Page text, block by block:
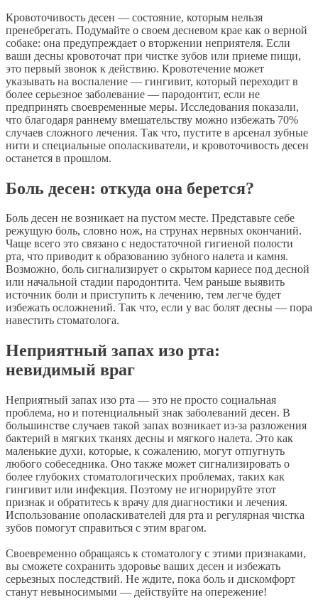
Кровоточивость десен — состояние, которым нельзя
пренебрегать. Подумайте о своем десневом крае как о верной
собаке: она предупреждает о вторжении неприятеля. Если
ваши десны кровоточат при чистке зубов или приеме пищи,
это первый звонок к действию. Кровотечение может
указывать на воспаление — гингивит, который переходит в
более серьезное заболевание — пародонтит, если не
предпринять своевременные меры. Исследования показали,
что благодаря раннему вмешательству можно избежать 70%
случаев сложного лечения. Так что, пустите в арсенал зубные
нити и специальные ополаскиватели, и кровоточивость десен
останется в прошлом.
Боль десен: откуда она берется?
Боль десен не возникает на пустом месте. Представьте себе
режущую боль, словно нож, на струнах нервных окончаний.
Чаще всего это связано с недостаточной гигиеной полости
рта, что приводит к образованию зубного налета и камня.
Возможно, боль сигнализирует о скрытом кариесе под десной
или начальной стадии пародонтита. Чем раньше выявить
источник боли и приступить к лечению, тем легче будет
избежать осложнений. Так что, если у вас болят десны — пора
навестить стоматолога.
Неприятный запах изо рта:
невидимый враг
Неприятный запах изо рта — это не просто социальная
проблема, но и потенциальный знак заболеваний десен. В
большинстве случаев такой запах возникает из-за разложения
бактерий в мягких тканях десны и мягкого налета. Это как
маленькие духи, которые, к сожалению, могут отпугнуть
любого собеседника. Оно также может сигнализировать о
более глубоких стоматологических проблемах, таких как
гингивит или инфекция. Поэтому не игнорируйте этот
признак и обратитесь к врачу для диагностики и лечения.
Использование ополаскивателей для рта и регулярная чистка
зубов помогут справиться с этим врагом.
Своевременно обращаясь к стоматологу с этими признаками,
вы сможете сохранить здоровье ваших десен и избежать
серьезных последствий. Не ждите, пока боль и дискомфорт
станут невыносимыми — действуйте на опережение!